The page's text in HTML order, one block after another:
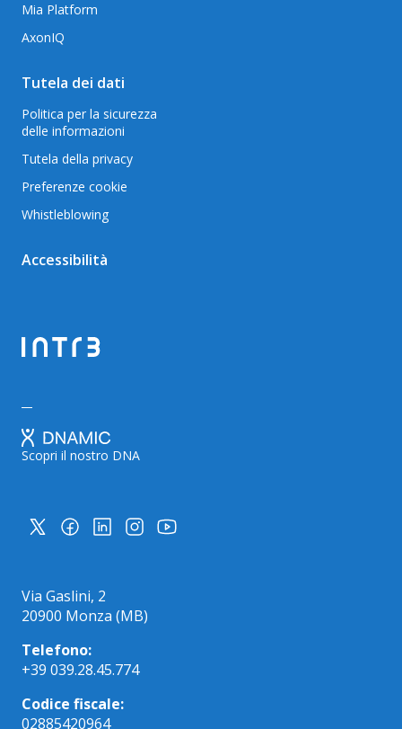
Mia Platform
AxonIQ
Tutela dei dati
Politica per la sicurezza
delle informazioni
Tutela della privacy
Preferenze cookie
Whistleblowing
Accessibilità
Scopri il nostro DNA
Via Gaslini, 2
20900 Monza (MB)
Telefono:
+39 039.28.45.774
Codice fiscale:
02885420964